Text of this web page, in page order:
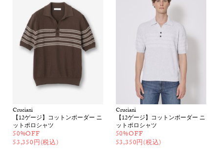
Cruciani
【12ゲージ】コットンボーダー ニ
ットポロシャツ
50%OFF
53,350円(税込)
Cruciani
【12ゲージ】コットンボーダー ニ
ットポロシャツ
50%OFF
53,350円(税込)